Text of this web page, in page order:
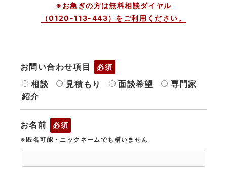
※お急ぎの方は無料相談ダイヤル
（0120-113-443）をご利用ください。
お問い合わせ項目 必須
相談 見積もり 面談希望
専門家
紹介
お名前 必須
※匿名可能・ニックネームでも構いません